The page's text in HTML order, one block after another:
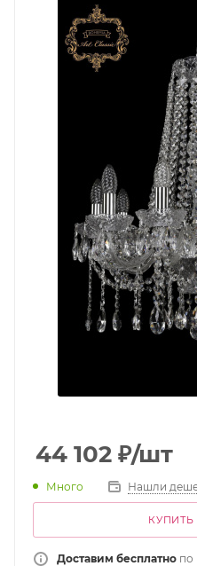
44 102 ₽/шт
Много Нашли
КУПИТЬ
Доставим бесплатно по